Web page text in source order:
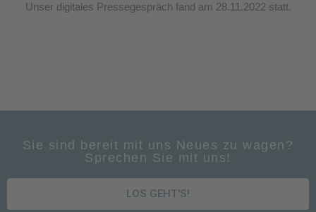
Unser digitales Pressegespräch fand am 28.11.2022 statt.
Sie sind bereit mit uns Neues zu wagen?
Sprechen Sie mit uns!
LOS GEHT'S!